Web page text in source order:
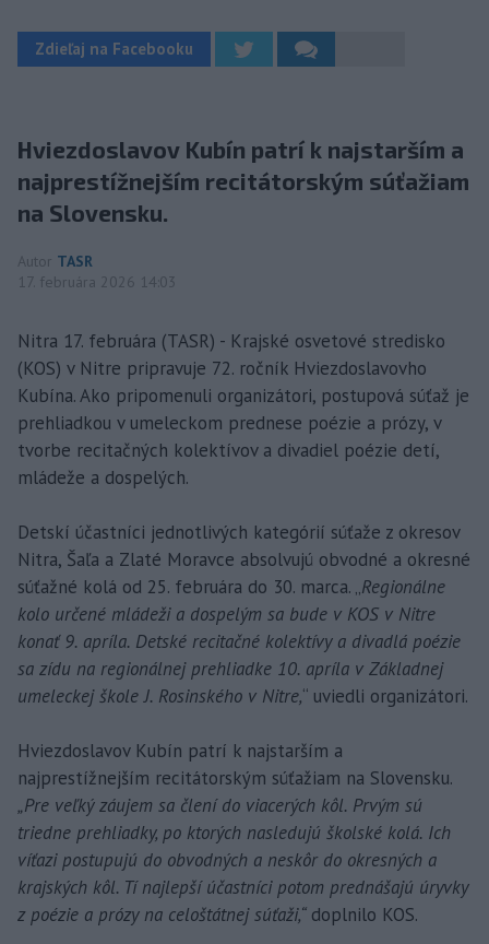
Zdieľaj na Facebooku
Hviezdoslavov Kubín patrí k najstarším a
najprestížnejším recitátorským súťažiam
na Slovensku.
Autor TASR
17. februára 2026 14:03
Nitra 17. februára (TASR) - Krajské osvetové stredisko
(KOS) v Nitre pripravuje 72. ročník Hviezdoslavovho
Kubína. Ako pripomenuli organizátori, postupová súťaž je
prehliadkou v umeleckom prednese poézie a prózy, v
tvorbe recitačných kolektívov a divadiel poézie detí,
mládeže a dospelých.
Detskí účastníci jednotlivých kategórií súťaže z okresov
Nitra, Šaľa a Zlaté Moravce absolvujú obvodné a okresné
súťažné kolá od 25. februára do 30. marca. „Regionálne
kolo určené mládeži a dospelým sa bude v KOS v Nitre
konať 9. apríla. Detské recitačné kolektívy a divadlá poézie
sa zídu na regionálnej prehliadke 10. apríla v Základnej
umeleckej škole J. Rosinského v Nitre,“ uviedli organizátori.
Hviezdoslavov Kubín patrí k najstarším a
najprestížnejším recitátorským súťažiam na Slovensku.
„Pre veľký záujem sa člení do viacerých kôl. Prvým sú
triedne prehliadky, po ktorých nasledujú školské kolá. Ich
víťazi postupujú do obvodných a neskôr do okresných a
krajských kôl. Tí najlepší účastníci potom prednášajú úryvky
z poézie a prózy na celoštátnej súťaži,“ doplnilo KOS.